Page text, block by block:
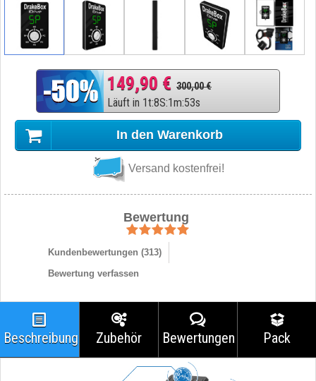
149,90 € 300,00 €
Läuft in 1t:8S:1m:52s
In den Warenkorb
Versand kostenfrei!
Bewertung
Kundenbewertungen (313)
Bewertung verfassen
Beschreibung Zubehör Bewertungen Pack